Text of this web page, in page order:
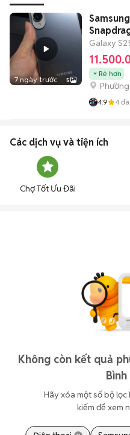
tiếng nói chung.
7 ngày trước 5
Galaxy
Rẻ hơn
4.9 4
Các dịch vụ và tiện ích
Chợ Tốt Ưu Đãi
Không còn kết quả
Hãy xóa một số bộ
kiếm để xem